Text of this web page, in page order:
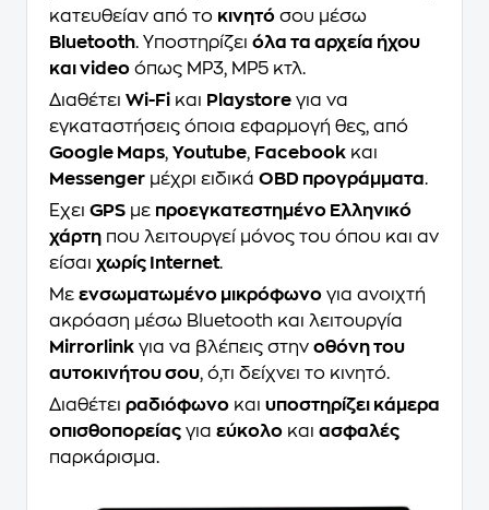
κατευθείαν από το κινητό σου μέσω
Bluetooth. Υποστηρίζει όλα τα αρχεία ήχου
και video όπως MP3, MP5 κτλ.
Διαθέτει Wi-Fi και Playstore για να
εγκαταστήσεις όποια εφαρμογή θες, από
Google Maps, Youtube, Facebook και
Messenger μέχρι ειδικά OBD προγράμματα.
Έχει GPS με προεγκατεστημένο Ελληνικό
χάρτη που λειτουργεί μόνος του όπου και αν
είσαι χωρίς Ιnternet.
Με ενσωματωμένο μικρόφωνο για ανοιχτή
ακρόαση μέσω Bluetooth και λειτουργία
Mirrorlink για να βλέπεις στην οθόνη του
αυτοκινήτου σου, ό,τι δείχνει το κινητό.
Διαθέτει ραδιόφωνο και υποστηρίζει κάμερα
οπισθοπορείας για εύκολο και ασφαλές
παρκάρισμα.